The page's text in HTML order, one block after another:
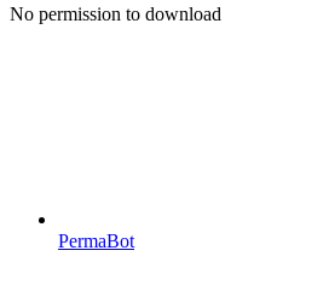
No permission to download
PermaBot